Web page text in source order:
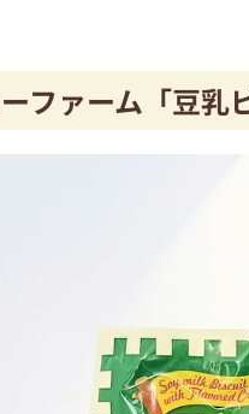
ファーム「豆乳